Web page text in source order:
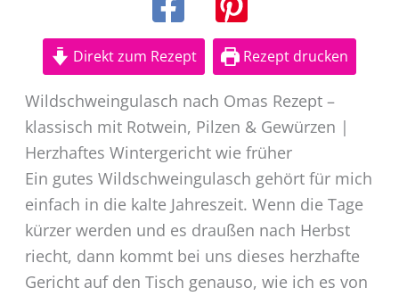
Direkt zum Rezept Rezept drucken
Wildschweingulasch nach Omas Rezept –
klassisch mit Rotwein, Pilzen & Gewürzen |
Herzhaftes Wintergericht wie früher
Ein gutes Wildschweingulasch gehört für mich
einfach in die kalte Jahreszeit. Wenn die Tage
kürzer werden und es draußen nach Herbst
riecht, dann kommt bei uns dieses herzhafte
Gericht auf den Tisch genauso, wie ich es von